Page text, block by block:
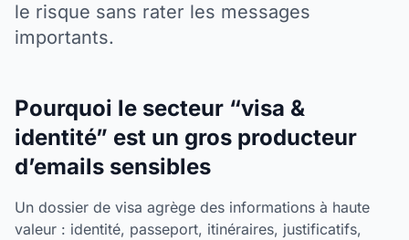
le risque sans rater les messages
importants.
Pourquoi le secteur “visa &
identité” est un gros producteur
d’emails sensibles
Un dossier de visa agrège des informations à haute
valeur : identité, passeport, itinéraires, justificatifs,